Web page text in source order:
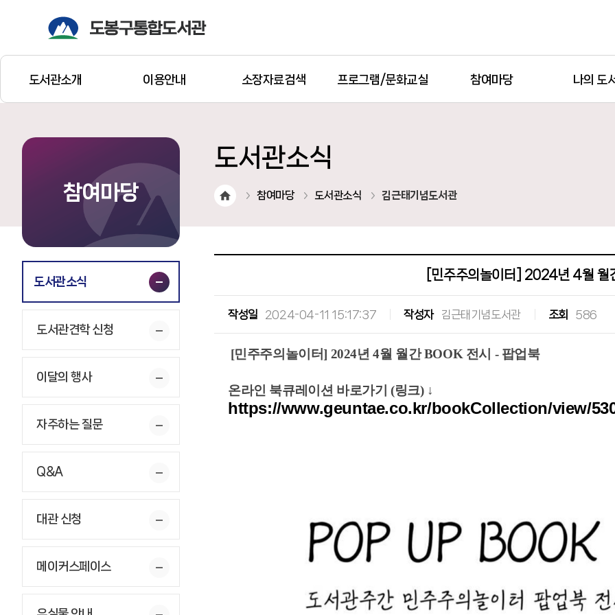
도서관소개 이용안내 소장자료검색 프로그램/문화교실 참여마당 나의 도
참여마당
도서관소식
도서관견학 신청
이달의 행사
자주하는 질문
Q&A
대관 신청
메이커스페이스
도서관소식
참여마당 도서관소식 김근태기념도서관
[민주주의놀이터] 2024년 4월 월
작성일 2024-04-11 15:17:37 작성자 김근태기념도서관 조회 586
[민주주의놀이터] 2024년 4월 월간 BOOK 전시 - 팝업북
온라인 북큐레이션 바로가기 (링크) ↓
https://www.geuntae.co.kr/bookCollection/view/